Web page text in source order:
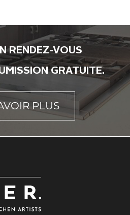
RENDEZ-VOUS
GRATUITE.
PLUS